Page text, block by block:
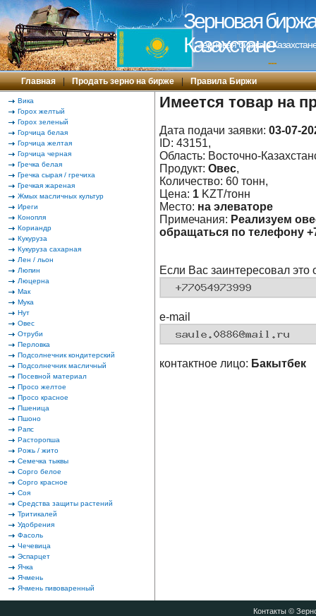
Зерновая
Казахстане
Зерновая биржа в
---
Главная | Продать зерно на бирже | Правила Биржи
Вика
Горох желтый
Горох зеленый
Горчица белая
Горчица желтая
Горчица черная
Гречка белая
Гречка сырая / гречиха
Гречкая жареная
Жмых масличных культур
Иреги
Конопля
Кориандр
Кукуруза
Кукуруза сахарная
Лен / льон
Люпин
Люцерна
Мак
Мука
Нут
Овес
Отруби
Перловка
Подсолнечник кондитерский
Подсолнечник масличный
Посевной материал
Просо желтое
Просо красное
Пшеница
Пшоно
Рапс
Расторопша
Рожь / жито
Семечка тыквы
Сорго белое
Сорго красное
Соя
Средства защиты растений
Тритикалей
Удобрения
Фасоль
Чечевица
Эспарцет
Ячка
Ячмень
Ячмень пивоваренный
Имеется товар на
Дата подачи заявки: 03-07-
ID: 43151,
Область: Восточно-
Продукт: Овес,
Количество: 60 тонн,
Цена: 1 KZT/тонн
Место: на элеваторе
Примечания: Реализуем
обращаться по телефону
Если Вас заинтересовал это
e-mail
контактное лицо: Бакытбек
Контакты©